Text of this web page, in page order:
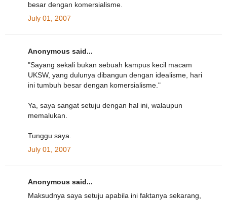
besar dengan komersialisme.
July 01, 2007
Anonymous said...
"Sayang sekali bukan sebuah kampus kecil macam
UKSW, yang dulunya dibangun dengan idealisme, hari
ini tumbuh besar dengan komersialisme."
Ya, saya sangat setuju dengan hal ini, walaupun
memalukan.
Tunggu saya.
July 01, 2007
Anonymous said...
Maksudnya saya setuju apabila ini faktanya sekarang,